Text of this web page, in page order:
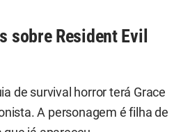
sobre Resident Evil
de survival horror terá Grace
A personagem é filha de